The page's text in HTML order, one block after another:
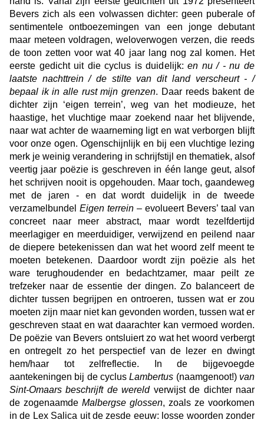
Bevers zich als een volwassen dichter: geen puberale of
sentimentele ontboezemingen van een jonge debutant
maar meteen voldragen, weloverwogen verzen, die reeds
de toon zetten voor wat 40 jaar lang nog zal komen. Het
eerste gedicht uit die cyclus is duidelijk: en nu / - nu de
laatste nachttrein / de stilte van dit land verscheurt - /
bepaal ik in alle rust mijn grenzen. Daar reeds bakent de
dichter zijn ‘eigen terrein’, weg van het modieuze, het
haastige, het vluchtige maar zoekend naar het blijvende,
naar wat achter de waarneming ligt en wat verborgen blijft
voor onze ogen. Ogenschijnlijk en bij een vluchtige lezing
merk je weinig verandering in schrijfstijl en thematiek, alsof
veertig jaar poëzie is geschreven in één lange geut, alsof
het schrijven nooit is opgehouden. Maar toch, gaandeweg
met de jaren - en dat wordt duidelijk in de tweede
verzamelbundel Eigen terrein – evolueert Bevers’ taal van
concreet naar meer abstract, maar wordt tezelfdertijd
meerlagiger en meerduidiger, verwijzend en peilend naar
de diepere betekenissen dan wat het woord zelf meent te
moeten betekenen. Daardoor wordt zijn poëzie als het
ware terughoudender en bedachtzamer, maar peilt ze
trefzeker naar de essentie der dingen. Zo balanceert de
dichter tussen begrijpen en ontroeren, tussen wat er zou
moeten zijn maar niet kan gevonden worden, tussen wat er
geschreven staat en wat daarachter kan vermoed worden.
De poëzie van Bevers ontsluiert zo wat het woord verbergt
en ontregelt zo het perspectief van de lezer en dwingt
hem/haar tot zelfreflectie. In de bijgevoegde
aantekeningen bij de cyclus Lambertus (naamgenoot!) van
Sint-Omaars beschrijft de wereld verwijst de dichter naar
de zogenaamde Malbergse glossen, zoals ze voorkomen
in de Lex Salica uit de zesde eeuw: losse woorden zonder